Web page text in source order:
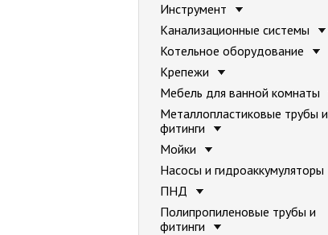
Инструмент
Канализационные системы
Котельное оборудование
Крепежи
Мебель для ванной комнаты
Металлопластиковые трубы и
фитинги
Мойки
Насосы и гидроаккумуляторы
ПНД
Полипропиленовые трубы и
фитинги